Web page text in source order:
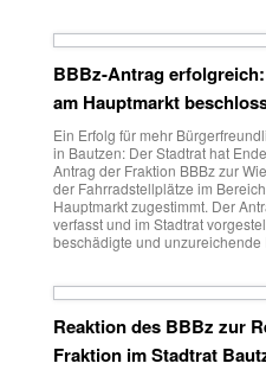
BBBz-Antrag
am Hauptmarkt
Ein Erfolg für mehr
in Bautzen: Der Stadtrat hat
Antrag der Fraktion BBBz zur
der Fahrradstellplätze im
Hauptmarkt zugestimmt. Der
verfasst und im Stadtrat
beschädigte und
Reaktion des BBBz zur
Fraktion im Stadtrat